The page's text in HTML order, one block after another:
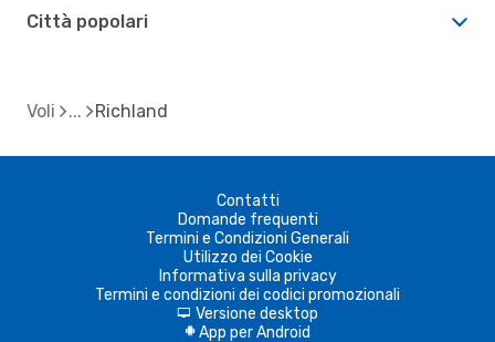
Città popolari
Voli Richland
Contatti
Domande frequenti
Termini e Condizioni Generali
Utilizzo dei Cookie
Informativa sulla privacy
Termini e condizioni dei codici promozionali
d Versione desktop
A App per Android